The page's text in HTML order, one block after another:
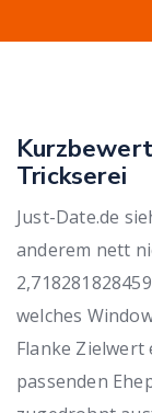
Trickserei
Just-Date.de
anderem nett
welches
Flanke Zielwert
passenden